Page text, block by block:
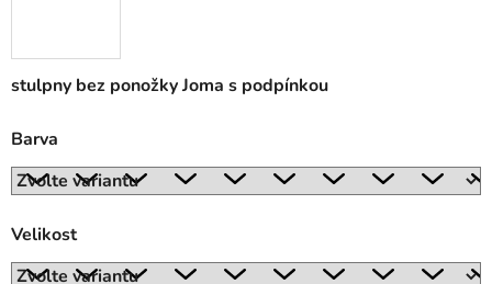
stulpny bez ponožky Joma s podpínkou
Barva
Velikost